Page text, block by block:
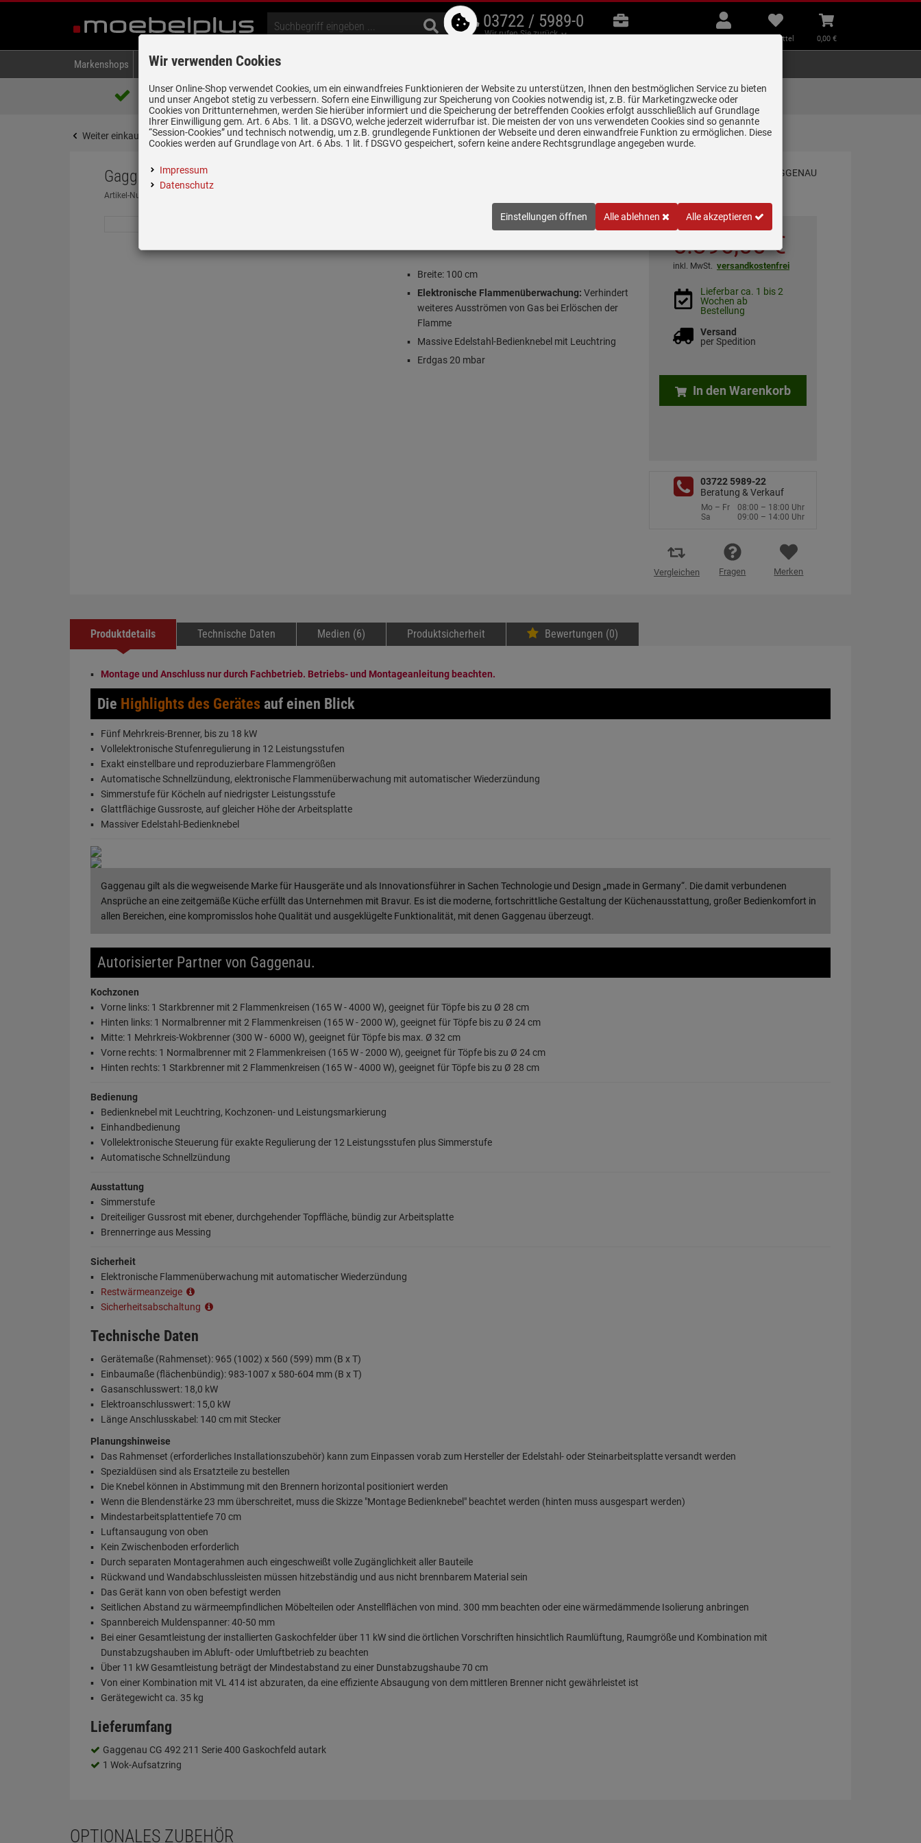
03722 / 5989-0
Wir rufen Sie zurück
B2B
Beratung
Mein
Konto
Merkzettel
aufklappen
Merkzettel
Warenkorb
aufklappen
0,00 €
Markenshops Backen & Kochen Kühlen & Gefrieren
Über 85.000 positive Bewertungen
auf eBay, Amazon und Trusted Shops
5 Jahre Garantie auf
alle gekennzeichneten Produkte
Lieferung zum
Wunschtermin
Weiter einkaufen Startseite Backen & Kochen Kochfelder autark Gaggenau CG 492 211 Serie 400 Gaskochfeld autark
Gaggenau CG 492 211 Serie 400 Gaskochfeld autark
Artikel-Nummer:
Einloggen und Bewertung schreiben
Breite: 100 cm
Elektronische Flammenüberwachung: Verhindert
weiteres Ausströmen von Gas bei Erlöschen der
Flamme
Massive Edelstahl-Bedienknebel mit Leuchtring
Erdgas 20 mbar
5.396,00 €
inkl. MwSt. versandkostenfrei
Lieferbar ca. 1 bis 2
Wochen ab
Bestellung
Versand
per Spedition
In den Warenkorb
03722 5989-22
Beratung & Verkauf
Mo – Fr
08:00 – 18:00 Uhr
Sa
09:00 – 14:00 Uhr
Vergleichen Fragen Merken
Produktdetails Technische Daten Medien (6) Produktsicherheit Bewertungen (0)
Montage und Anschluss nur durch Fachbetrieb. Betriebs- und Montageanleitung beachten.
Die Highlights des Gerätes auf einen Blick
Fünf Mehrkreis-Brenner, bis zu 18 kW
Vollelektronische Stufenregulierung in 12 Leistungsstufen
Exakt einstellbare und reproduzierbare Flammengrößen
Automatische Schnellzündung, elektronische Flammenüberwachung mit automatischer Wiederzündung
Simmerstufe für Köcheln auf niedrigster Leistungsstufe
Glattflächige Gussroste, auf gleicher Höhe der Arbeitsplatte
Massiver Edelstahl-Bedienknebel
Gaggenau gilt als die wegweisende Marke für Hausgeräte und als Innovationsführer in Sachen Technologie und Design „made in Germany“. Die damit verbundenen
Ansprüche an eine zeitgemäße Küche erfüllt das Unternehmen mit Bravur. Es ist die moderne, fortschrittliche Gestaltung der Küchenausstattung, großer Bedienkomfort in
allen Bereichen, eine kompromisslos hohe Qualität und ausgeklügelte Funktionalität, mit denen Gaggenau überzeugt.
Autorisierter Partner von Gaggenau.
Kochzonen
Vorne links: 1 Starkbrenner mit 2 Flammenkreisen (165 W - 4000 W), geeignet für Töpfe bis zu Ø 28 cm
Hinten links: 1 Normalbrenner mit 2 Flammenkreisen (165 W - 2000 W), geeignet für Töpfe bis zu Ø 24 cm
Mitte: 1 Mehrkreis-Wokbrenner (300 W - 6000 W), geeignet für Töpfe bis max. Ø 32 cm
Vorne rechts: 1 Normalbrenner mit 2 Flammenkreisen (165 W - 2000 W), geeignet für Töpfe bis zu Ø 24 cm
Hinten rechts: 1 Starkbrenner mit 2 Flammenkreisen (165 W - 4000 W), geeignet für Töpfe bis zu Ø 28 cm
Bedienung
Bedienknebel mit Leuchtring, Kochzonen- und Leistungsmarkierung
Einhandbedienung
Vollelektronische Steuerung für exakte Regulierung der 12 Leistungsstufen plus Simmerstufe
Automatische Schnellzündung
Ausstattung
Simmerstufe
Dreiteiliger Gussrost mit ebener, durchgehender Topffläche, bündig zur Arbeitsplatte
Brennerringe aus Messing
Sicherheit
Elektronische Flammenüberwachung mit automatischer Wiederzündung
Restwärmeanzeige
Sicherheitsabschaltung
Technische Daten
Gerätemaße (Rahmenset): 965 (1002) x 560 (599) mm (B x T)
Einbaumaße (flächenbündig): 983-1007 x 580-604 mm (B x T)
Gasanschlusswert: 18,0 kW
Elektroanschlusswert: 15,0 kW
Länge Anschlusskabel: 140 cm mit Stecker
Planungshinweise
Das Rahmenset (erforderliches Installationszubehör) kann zum Einpassen vorab zum Hersteller der Edelstahl- oder Steinarbeitsplatte versandt werden
Spezialdüsen sind als Ersatzteile zu bestellen
Die Knebel können in Abstimmung mit den Brennern horizontal positioniert werden
Wenn die Blendenstärke 23 mm überschreitet, muss die Skizze "Montage Bedienknebel" beachtet werden (hinten muss ausgespart werden)
Mindestarbeitsplattentiefe 70 cm
Luftansaugung von oben
Kein Zwischenboden erforderlich
Durch separaten Montagerahmen auch eingeschweißt volle Zugänglichkeit aller Bauteile
Rückwand und Wandabschlussleisten müssen hitzebständig und aus nicht brennbarem Material sein
Das Gerät kann von oben befestigt werden
Seitlichen Abstand zu wärmeempfindlichen Möbelteilen oder Anstellflächen von mind. 300 mm beachten oder eine wärmedämmende Isolierung anbringen
Spannbereich Muldenspanner: 40-50 mm
Bei einer Gesamtleistung der installierten Gaskochfelder über 11 kW sind die örtlichen Vorschriften hinsichtlich Raumlüftung, Raumgröße und Kombination mit
Dunstabzugshauben im Abluft- oder Umluftbetrieb zu beachten
Über 11 kW Gesamtleistung beträgt der Mindestabstand zu einer Dunstabzugshaube 70 cm
Von einer Kombination mit VL 414 ist abzuraten, da eine effiziente Absaugung von dem mittleren Brenner nicht gewährleistet ist
Gerätegewicht ca. 35 kg
Lieferumfang
Gaggenau CG 492 211 Serie 400 Gaskochfeld autark
1 Wok-Aufsatzring
OPTIONALES ZUBEHÖR
Wir verwenden Cookies
Unser Online-Shop verwendet Cookies, um ein einwandfreies Funktionieren der Website zu unterstützen, Ihnen den bestmöglichen Service zu bieten
und unser Angebot stetig zu verbessern. Sofern eine Einwilligung zur Speicherung von Cookies notwendig ist, z.B. für Marketingzwecke oder
Cookies von Drittunternehmen, werden Sie hierüber informiert und die Speicherung der betreffenden Cookies erfolgt ausschließlich auf Grundlage
Ihrer Einwilligung gem. Art. 6 Abs. 1 lit. a DSGVO, welche jederzeit widerrufbar ist. Die meisten der von uns verwendeten Cookies sind so genannte
“Session-Cookies” und technisch notwendig, um z.B. grundlegende Funktionen der Webseite und deren einwandfreie Funktion zu ermöglichen. Diese
Cookies werden auf Grundlage von Art. 6 Abs. 1 lit. f DSGVO gespeichert, sofern keine andere Rechtsgrundlage angegeben wurde.
Impressum
Datenschutz
Einstellungen öffnen Alle ablehnen Alle akzeptieren